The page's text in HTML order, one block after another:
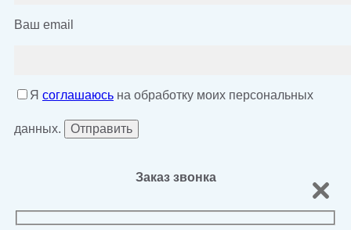
Ваш email
Я соглашаюсь на обработку моих персональных
данных.
Заказ звонка